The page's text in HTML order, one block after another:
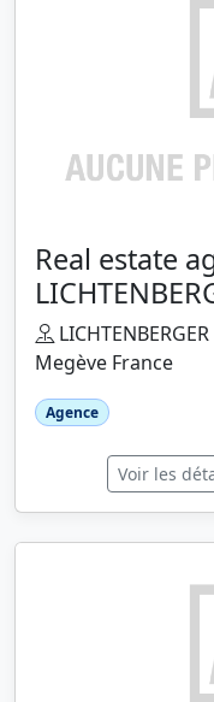
Real estate
Megève France
Agence
Voir les